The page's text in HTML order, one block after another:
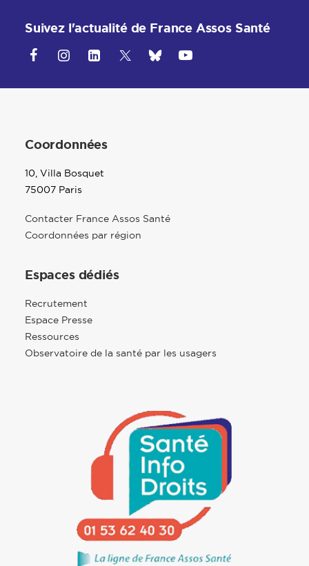
Suivez l'actualité de France Assos Santé
Coordonnées
10, Villa Bosquet
75007 Paris
Contacter France Assos Santé
Coordonnées par région
Espaces dédiés
Recrutement
Espace Presse
Ressources
Observatoire de la santé par les usagers